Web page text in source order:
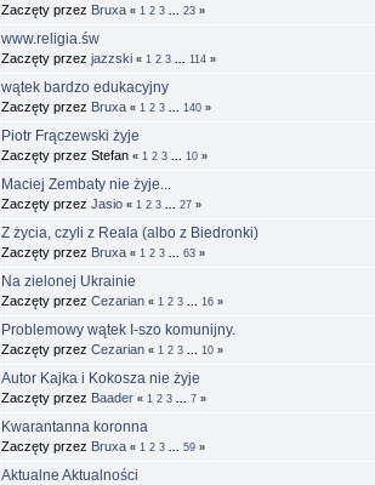
Zaczęty przez Bruxa « 1 2 3 23 »
www.religia.św
Zaczęty przez jazzski « 1 2 3 114 »
wątek bardzo edukacyjny
Zaczęty przez Bruxa « 1 2 3 140 »
Piotr Frączewski żyje
Zaczęty przez Stefan « 1 2 3 10 »
Maciej Zembaty nie żyje...
Zaczęty przez Jasio « 1 2 3 27 »
Z życia, czyli z Reala (albo z Biedronki)
Zaczęty przez Bruxa « 1 2 3 63 »
Na zielonej Ukrainie
Zaczęty przez Cezarian « 1 2 3 16 »
Problemowy wątek I-szo komunijny.
Zaczęty przez Cezarian « 1 2 3 10 »
Autor Kajka i Kokosza nie żyje
Zaczęty przez Baader « 1 2 3 7 »
Kwarantanna koronna
Zaczęty przez Bruxa « 1 2 3 59 »
Aktualne Aktualności